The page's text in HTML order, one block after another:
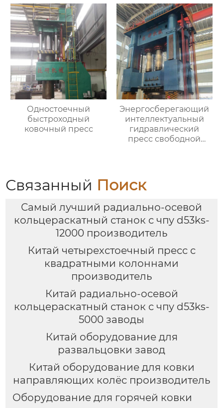
Одностоечный
быстроходный
ковочный пресс
Энергосберегающий
интеллектуальный
гидравлический
пресс свободной
Связанный Поиск
Самый лучший радиально-осевой
кольцераскатный станок с чпу d53ks-
12000 производитель
Китай четырехстоечный пресс с
квадратными колоннами
производитель
Китай радиально-осевой
кольцераскатный станок с чпу d53ks-
5000 заводы
Китай оборудование для
развальцовки завод
Китай оборудование для ковки
направляющих колёс производитель
Оборудование для горячей ковки